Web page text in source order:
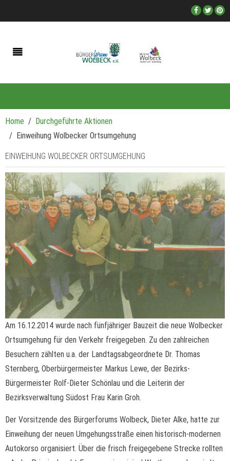
Home
Durchgeführte Aktionen
Einweihung Wolbecker Ortsumgehung
EINWEIHUNG WOLBECKER ORTSUMGEHUNG
Am 16.12.2014 wurde nach fünfjähriger Bauzeit die neue Wolbecker
Ortsumgehung für den Verkehr freigegeben. Zu den zahlreichen
Besuchern zählten u.a. der Landtagsabgeordnete Dr. Thomas
Sternberg, Oberbürgermeister Markus Lewe, der Bezirks-
Bürgermeister Rolf-Dieter Schönlau und die Leiterin der
Bezirksverwaltung Südost Frau Karin Groh.
Der Vorsitzende des Bürgerforums Wolbeck, Dieter Alke, hatte zur
Einweihung der neuen Umgehungsstraße einen historisch-modernen
Autokorso organisiert. Über die frisch freigegebene Strecke rollten